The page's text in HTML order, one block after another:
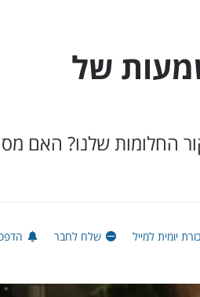
של
החלומות שלנו? האם
יומית למייל שלח לחבר